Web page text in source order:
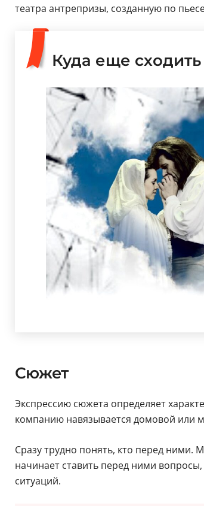
театра антрепризы, созданную по
Куда еще
Сюжет
Экспрессию сюжета определяет
компанию навязывается домовой или
Сразу трудно понять, кто перед ними.
начинает ставить перед ними
ситуаций.